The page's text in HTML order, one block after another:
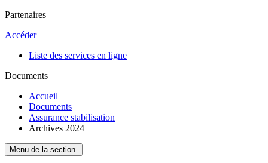
Partenaires
Accéder
Liste des services en ligne
Documents
Accueil
Documents
Assurance stabilisation
Archives 2024
Menu de la section